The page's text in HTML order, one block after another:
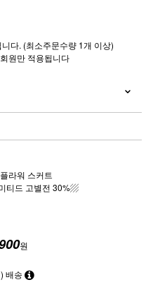
다. (최소주문수량 1개 이상)
원만 적용됩니다
라워 스커트
티드 고별전 30%▨
원
배송